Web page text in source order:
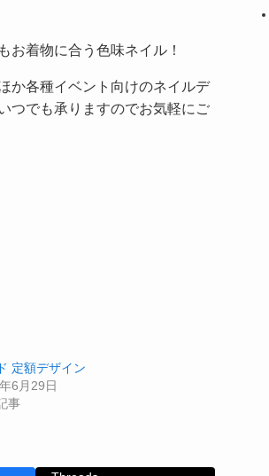
お着物に合う色味ネイル！
か各種イベント向けのネイルデ
つでも承りますのでお気軽にご
定額デザイン
6月29日
事